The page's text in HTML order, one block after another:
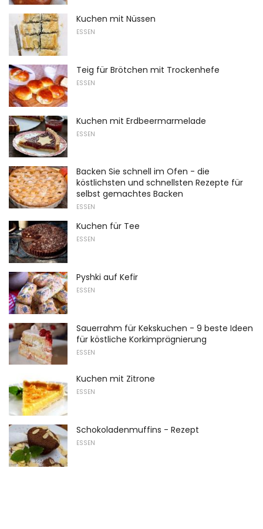
Kuchen mit Nüssen
ESSEN
Teig für Brötchen mit Trockenhefe
ESSEN
Kuchen mit Erdbeermarmelade
ESSEN
Backen Sie schnell im Ofen - die
köstlichsten und schnellsten Rezepte für
selbst gemachtes Backen
ESSEN
Kuchen für Tee
ESSEN
Pyshki auf Kefir
ESSEN
Sauerrahm für Kekskuchen - 9 beste Ideen
für köstliche Korkimprägnierung
ESSEN
Kuchen mit Zitrone
ESSEN
Schokoladenmuffins - Rezept
ESSEN